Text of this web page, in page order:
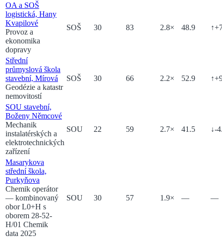
OA a SOŠ
logistická, Hany
Kvapilové
Provoz a
ekonomika
dopravy
SOŠ 30 83 2.8× 48.9 ↑+
Střední
průmyslová škola
stavební, Mírová
Geodézie a katastr
nemovitostí
SOŠ 30 66 2.2× 52.9 ↑+
SOU stavební,
Boženy Němcové
Mechanik
instalatérských a
elektrotechnických
zařízení
SOU 22 59 2.7× 41.5 ↓-
Masarykova
střední škola,
Purkyňova
Chemik operátor
— kombinovaný
obor L0+H s
oborem 28-52-
H/01 Chemik
data 2025
SOU 30 57 1.9× — —